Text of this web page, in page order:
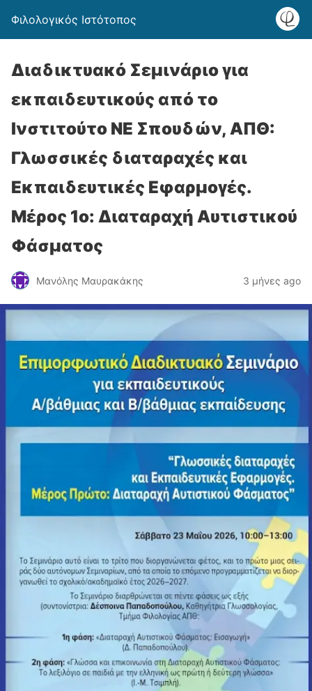
Φιλολογικός Ιστότοπος
Διαδικτυακό Σεμινάριο για
εκπαιδευτικούς από το
Ινστιτούτο ΝΕ Σπουδών, ΑΠΘ:
Γλωσσικές διαταραχές και
Εκπαιδευτικές Εφαρμογές.
Μέρος 1ο: Διαταραχή Αυτιστικού
Φάσματος
Μανόλης Μαυρακάκης 3 μήνες ago